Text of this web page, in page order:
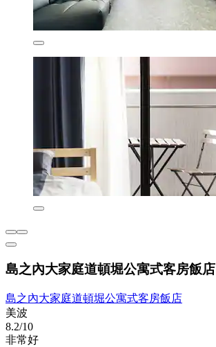
島之內大家庭道頓堀公寓式客房飯店
島之內大家庭道頓堀公寓式客房飯店
美波
8.2/10
非常好